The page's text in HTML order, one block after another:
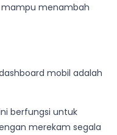
menambah
mobil adalah
berfungsi untuk
merekam segala